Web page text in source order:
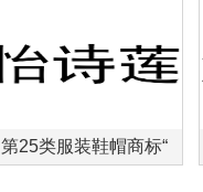
第25类服装鞋帽商标“